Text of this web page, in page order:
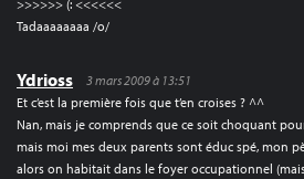
>>>>>> (: <<<<<<
Tadaaaaaaaa /o/
Ydrioss
3 mars 2009 à 13:51
Et c’est la première fois que t’en croises ? ^^
Nan, mais je comprends que ce soit choquant
mais moi mes deux parents sont éduc spé, mon
alors on habitait dans le foyer occupationnel